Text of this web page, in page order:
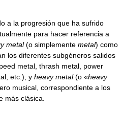
a la progresión que ha sufrido
para hacer referencia a
metal(o simplemente metal) como
los diferentes subgéneros salidos
metal, thrash metal, power
etc.); y heavy metal(o «heavy
musical, correspondiente a los
más clásica.